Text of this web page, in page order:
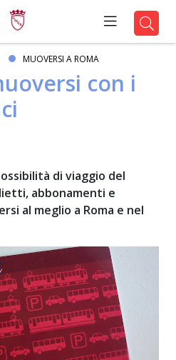
MUOVERSI A ROMA
con i
di viaggio del
abbonamenti e
al meglio a Roma e nel